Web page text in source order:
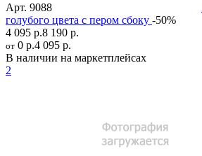
Арт. 9088
голубого цвета с пером сбоку -50%
4 095 р.8 190 р.
от 0 р.4 095 р.
В наличии на маркетплейсах
2